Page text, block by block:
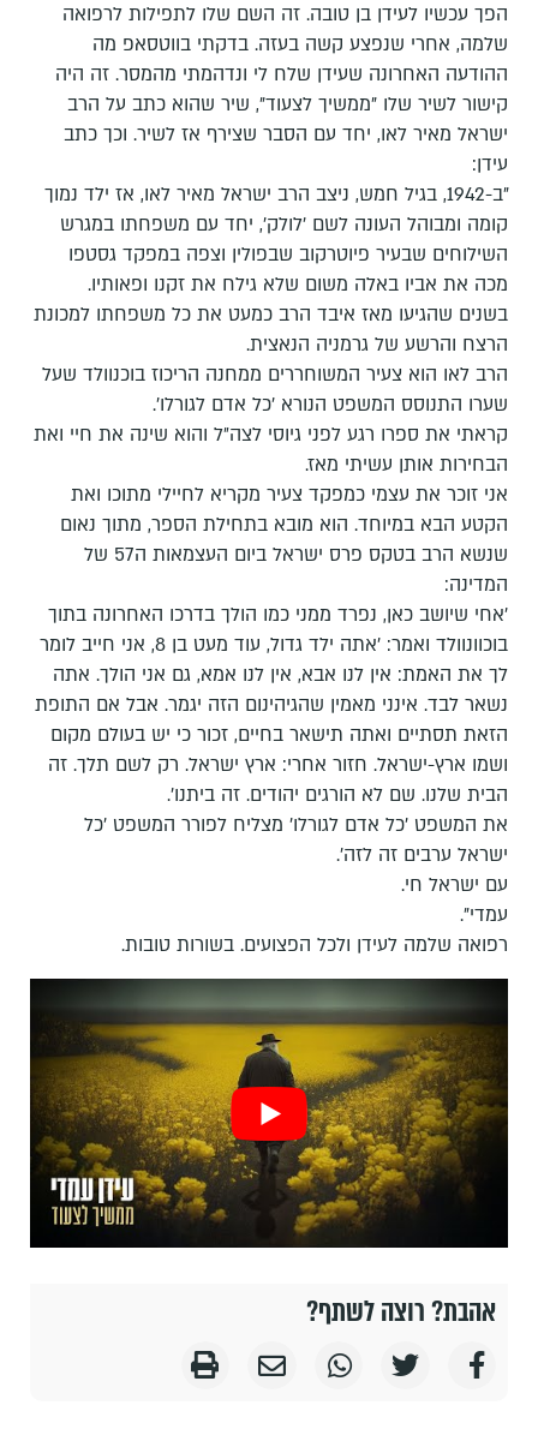
הפך עכשיו לעידן בן טובה. זה השם שלו לתפילות לרפואה
שלמה, אחרי שנפצע קשה בעזה. בדקתי בווטסאפ מה
ההודעה האחרונה שעידן שלח לי ונדהמתי מהמסר. זה היה
קישור לשיר שלו "ממשיך לצעוד", שיר שהוא כתב על הרב
ישראל מאיר לאו, יחד עם הסבר שצירף אז לשיר. וכך כתב
עידן:
"ב-1942, בגיל חמש, ניצב הרב ישראל מאיר לאו, אז ילד נמוך
קומה ומבוהל העונה לשם ׳לולק׳, יחד עם משפחתו במגרש
השילוחים שבעיר פיוטרקוב שבפולין וצפה במפקד גסטפו
מכה את אביו באלה משום שלא גילח את זקנו ופאותיו.
בשנים שהגיעו מאז איבד הרב כמעט את כל משפחתו למכונת
הרצח והרשע של גרמניה הנאצית.
הרב לאו הוא צעיר המשוחררים ממחנה הריכוז בוכנוולד שעל
שערו התנוסס המשפט הנורא ׳כל אדם לגורלו׳.
קראתי את ספרו רגע לפני גיוסי לצה״ל והוא שינה את חיי ואת
הבחירות אותן עשיתי מאז.
אני זוכר את עצמי כמפקד צעיר מקריא לחיילי מתוכו ואת
הקטע הבא במיוחד. הוא מובא בתחילת הספר, מתוך נאום
שנשא הרב בטקס פרס ישראל ביום העצמאות ה57 של
המדינה:
'אחי שיושב כאן, נפרד ממני כמו הולך בדרכו האחרונה בתוך
בוכוונוולד ואמר: 'אתה ילד גדול, עוד מעט בן 8, אני חייב לומר
לך את האמת: אין לנו אבא, אין לנו אמא, גם אני הולך. אתה
נשאר לבד. אינני מאמין שהגיהינום הזה יגמר. אבל אם התופת
הזאת תסתיים ואתה תישאר בחיים, זכור כי יש בעולם מקום
ושמו ארץ-ישראל. חזור אחרי: ארץ ישראל. רק לשם תלך. זה
הבית שלנו. שם לא הורגים יהודים. זה ביתנו'.
את המשפט ׳כל אדם לגורלו׳ מצליח לפורר המשפט 'כל
ישראל ערבים זה לזה'.
עם ישראל חי.
עמדי".
רפואה שלמה לעידן ולכל הפצועים. בשורות טובות.
אהבת? רוצה לשתף?